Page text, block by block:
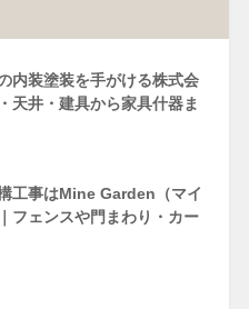
内装塗装を手がける株式会
天井・建具から家具什器ま
工事はMine Garden（マイ
フェンスや門まわり・カー